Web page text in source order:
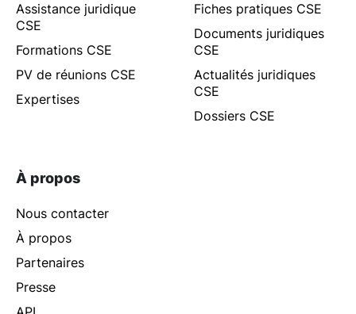
Assistance juridique
CSE
Formations CSE
PV de réunions CSE
Expertises
Fiches pratiques CSE
Documents juridiques
CSE
Actualités juridiques
CSE
Dossiers CSE
À propos
Nous contacter
À propos
Partenaires
Presse